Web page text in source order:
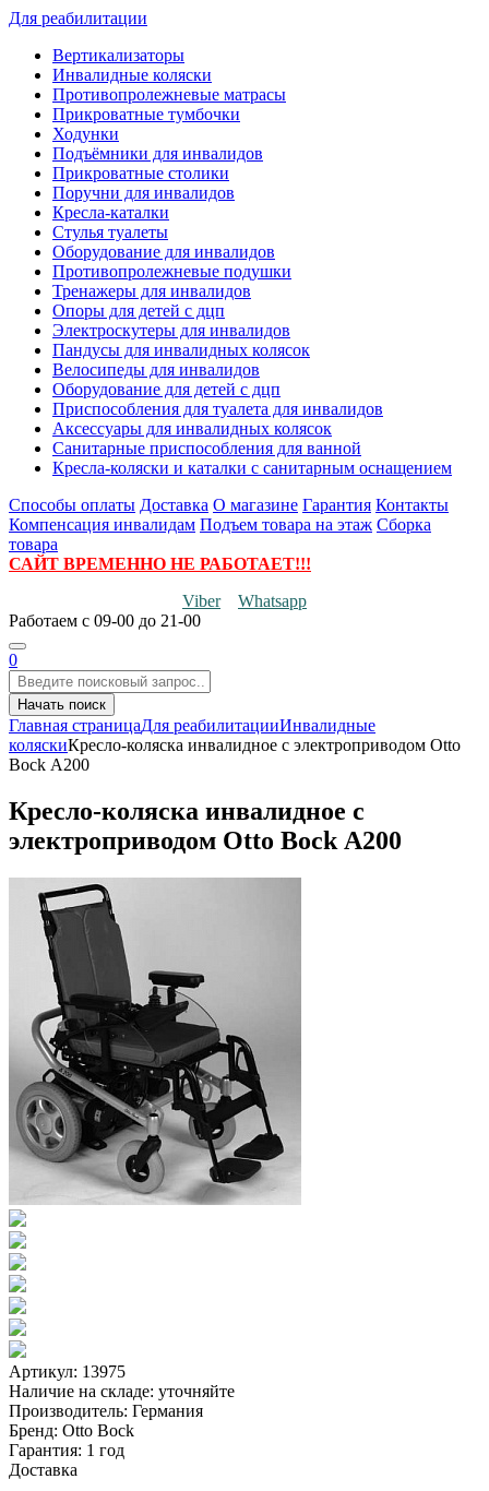
Для реабилитации
Вертикализаторы
Инвалидные коляски
Противопролежневые матрасы
Прикроватные тумбочки
Ходунки
Подъёмники для инвалидов
Прикроватные столики
Поручни для инвалидов
Кресла-каталки
Стулья туалеты
Оборудование для инвалидов
Противопролежневые подушки
Тренажеры для инвалидов
Опоры для детей с дцп
Электроскутеры для инвалидов
Пандусы для инвалидных колясок
Велосипеды для инвалидов
Оборудование для детей с дцп
Приспособления для туалета для инвалидов
Аксессуары для инвалидных колясок
Санитарные приспособления для ванной
Кресла-коляски и каталки с санитарным оснащением
Способы оплаты Доставка О магазине Гарантия Контакты
Компенсация инвалидам Подъем товара на этаж Сборка
товара
САЙТ ВРЕМЕННО НЕ РАБОТАЕТ!!!
Viber
Whatsapp
Работаем с 09-00 до 21-00
0
Начать поиск
Главная страницаДля реабилитацииИнвалидные
коляскиКресло-коляска инвалидное с электроприводом Otto
Bock А200
Кресло-коляска инвалидное с
электроприводом Otto Bock А200
Артикул: 13975
Наличие на складе: уточняйте
Производитель: Германия
Бренд: Otto Bock
Гарантия: 1 год
Доставка